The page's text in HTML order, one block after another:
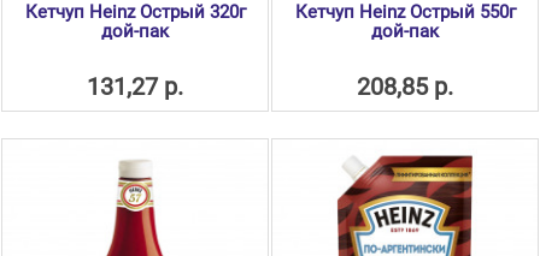
Кетчуп Heinz Острый 320г
дой-пак
131,27 р.
Кетчуп Heinz Острый 550г
дой-пак
208,85 р.